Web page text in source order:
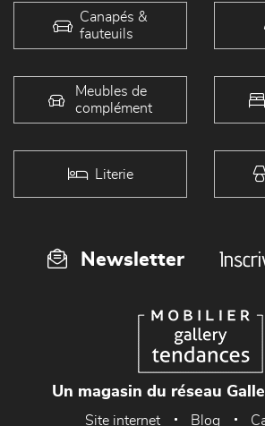
Canapés &
fauteuils
Meubles de
complément
Literie
Newsletter
Un magasin du réseau
Site internet Blog